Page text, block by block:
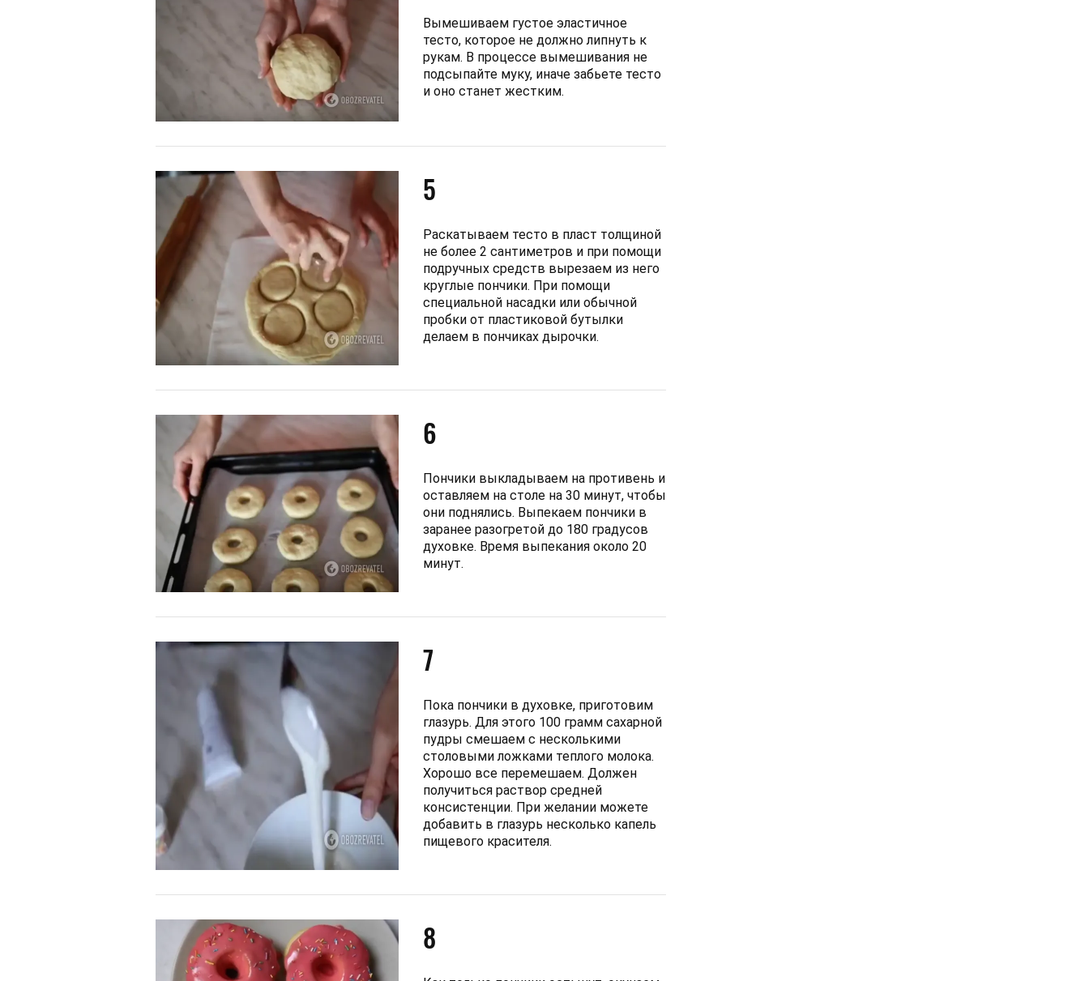
Вымешиваем густое эластичное
тесто, которое не должно липнуть к
рукам. В процессе вымешивания не
подсыпайте муку, иначе забьете тесто
и оно станет жестким.
5
Раскатываем тесто в пласт толщиной
не более 2 сантиметров и при помощи
подручных средств вырезаем из него
круглые пончики. При помощи
специальной насадки или обычной
пробки от пластиковой бутылки
делаем в пончиках дырочки.
6
Пончики выкладываем на противень и
оставляем на столе на 30 минут, чтобы
они поднялись. Выпекаем пончики в
заранее разогретой до 180 градусов
духовке. Время выпекания около 20
минут.
7
Пока пончики в духовке, приготовим
глазурь. Для этого 100 грамм сахарной
пудры смешаем с несколькими
столовыми ложками теплого молока.
Хорошо все перемешаем. Должен
получиться раствор средней
консистенции. При желании можете
добавить в глазурь несколько капель
пищевого красителя.
8